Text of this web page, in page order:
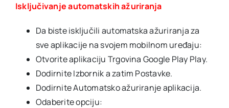
Isključivanje automatskih ažuriranja
Da biste isključili automatska ažuriranja za
sve aplikacije na svojem mobilnom uređaju:
Otvorite aplikaciju Trgovina Google Play Play.
Dodirnite Izbornik a zatim Postavke.
Dodirnite Automatsko ažuriranje aplikacija.
Odaberite opciju: